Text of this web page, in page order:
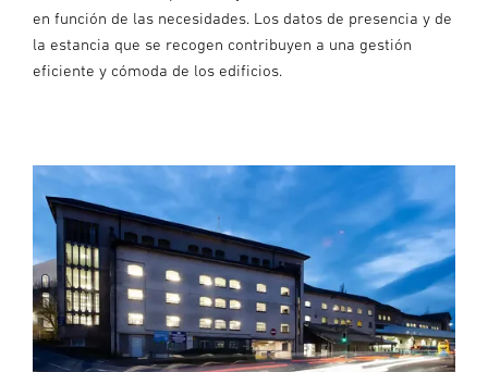
en función de las necesidades. Los datos de presencia y de
la estancia que se recogen contribuyen a una gestión
eficiente y cómoda de los edificios.